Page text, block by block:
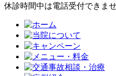
休診時間中は電話受付できませ